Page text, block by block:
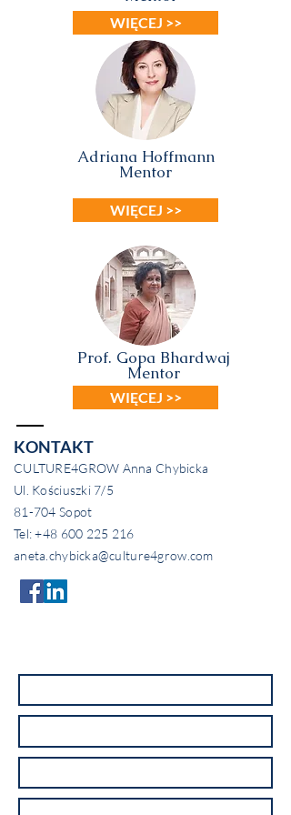
WIĘCEJ >>
WIĘCEJ >>
Prof. Gopa Bhardwaj
Mentor
Adriana Hoffmann
Mentor
WIĘCEJ >>
KONTAKT
CULTURE4GROW Anna Chybicka
Ul. Kościuszki 7/5
81-704 Sopot
Tel:+48 600 225 216
aneta.chybicka@culture4grow.com